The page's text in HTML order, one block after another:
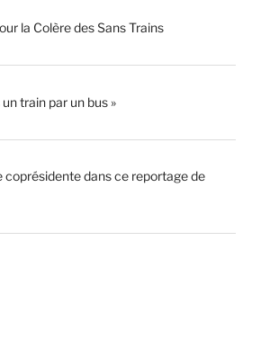
la Colère des Sans Trains
train par un bus »
coprésidente dans ce reportage de